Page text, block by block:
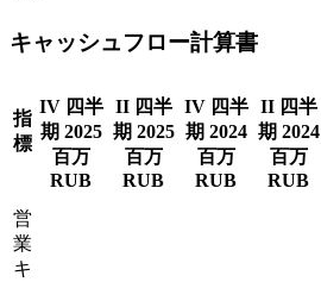
キャッシュフロー計算書
指
標
IV 四半
期 2025
百万
RUB
II 四半
期 2025
百万
RUB
IV 四半
期 2024
百万
RUB
II 四半
期 2024
百万
RUB
営
業
キ